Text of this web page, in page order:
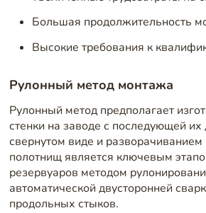
Большая продолжительность
Высокие требования к
Рулонный метод монтажа
Рулонный метод предполагает
стенки на заводе с последующей их
свернутом виде и
полотнищ является ключевым
резервуаров методом
автоматической двусторонней
продольных стыков.